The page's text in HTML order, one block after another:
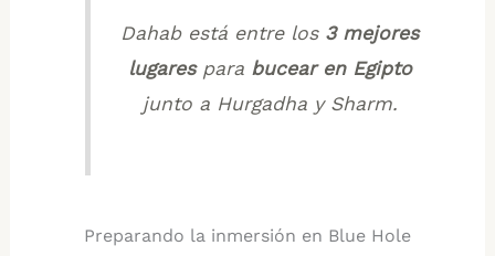
Dahab está entre los 3 mejores
lugarespara bucear en Egipto
junto a Hurgadha y Sharm.
Preparando la inmersión en Blue Hole